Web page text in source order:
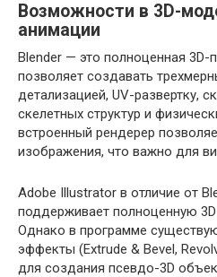
Возможности в 3D-
анимации
Blender — это полноценная 3D-
позволяет создавать
детализацией, UV-развертку,
скелетных структур и
встроенный рендерер
изображения, что важно для
Adobe Illustrator в отличие от
поддерживает полноценную
Однако в программе
эффекты (Extrude & Bevel,
для создания псевдо-3D